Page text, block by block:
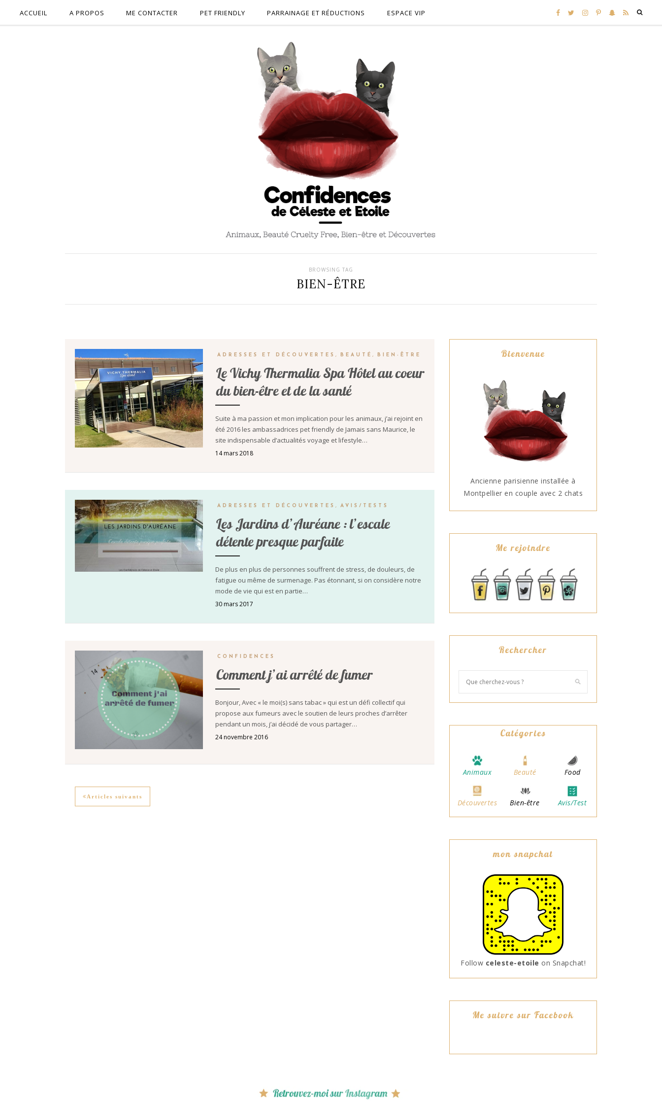
ACCUEIL A PROPOS ME CONTACTER PET FRIENDLY PARRAINAGE ET RÉDUCTIONS ESPACE VIP
BROWSING TAG
BIEN-ÊTRE
ADRESSES ET DÉCOUVERTES , BEAUTÉ , BIEN-ÊTRE
Le Vichy Thermalia Spa Hôtel au coeur
du bien-être et de la santé
Suite à ma passion et mon implication pour les animaux, j’ai rejoint en
été 2016 les ambassadrices pet friendly de Jamais sans Maurice, le
site indispensable d’actualités voyage et lifestyle…
14 mars 2018
ADRESSES ET DÉCOUVERTES , AVIS/TESTS
Les Jardins d’Auréane : l’escale
détente presque parfaite
De plus en plus de personnes souffrent de stress, de douleurs, de
fatigue ou même de surmenage. Pas étonnant, si on considère notre
mode de vie qui est en partie…
30 mars 2017
CONFIDENCES
Comment j’ai arrêté de fumer
Bonjour, Avec « le moi(s) sans tabac » qui est un défi collectif qui
propose aux fumeurs avec le soutien de leurs proches d’arrêter
pendant un mois, j’ai décidé de vous partager…
24 novembre 2016
Articles suivants
Bienvenue
Ancienne parisienne installée à
Montpellier en couple avec 2 chats
Me rejoindre
Rechercher
Catégories
Animaux Beauté Food
Découvertes Bien-être Avis/Test
mon snapchat
Follow celeste-etoile on Snapchat!
Me suivre sur Facebook